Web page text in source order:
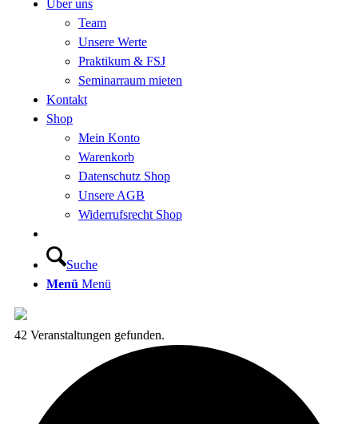
Über uns
Team
Unsere Werte
Praktikum & FSJ
Seminarraum mieten
Kontakt
Shop
Mein Konto
Warenkorb
Datenschutz Shop
Unsere AGB
Widerrufsrecht Shop
Suche
Menü Menü
42 Veranstaltungen gefunden.